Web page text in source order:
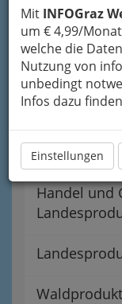
Mit INFOGraz
um € 4,99/
welche die
Nutzung von
unbedingt
Infos dazu
Einstellungen
Düngemittel
Futtermittel
Handel und